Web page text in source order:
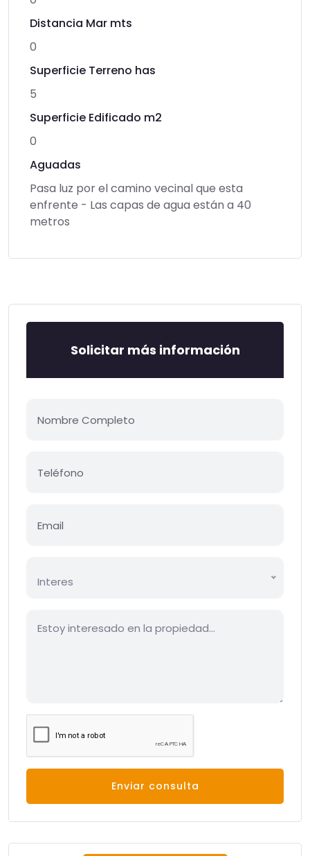
Distancia Mar mts
0
Superficie Terreno has
5
Superficie Edificado m2
0
Aguadas
Pasa luz por el camino vecinal que esta
enfrente - Las capas de agua están a 40
metros
Solicitar más información
Interes
Enviar consulta